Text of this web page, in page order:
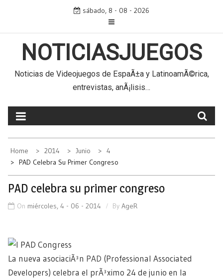
content
sábado, 8 - 08 - 2026
NOTICIASJUEGOS
Noticias de Videojuegos de EspaÃ±a y LatinoamÃ©rica,
entrevistas, anÃ¡lisis…
Home 2014 Junio
4
PAD Celebra Su Primer Congreso
PAD celebra su primer congreso
On miércoles, 4 - 06 - 2014 By AgeR
La nueva asociaciÃ³n PAD (Professional Associated
Developers) celebra el prÃ³ximo 24 de junio en la